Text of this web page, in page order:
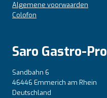
Algemene voorwaarden
Colofon
Saro Gastro-
Sandbahn 6
46446 Emmerich am Rhein
Deutschland